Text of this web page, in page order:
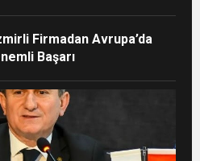
Firmadan Avrupa’da
Başarı